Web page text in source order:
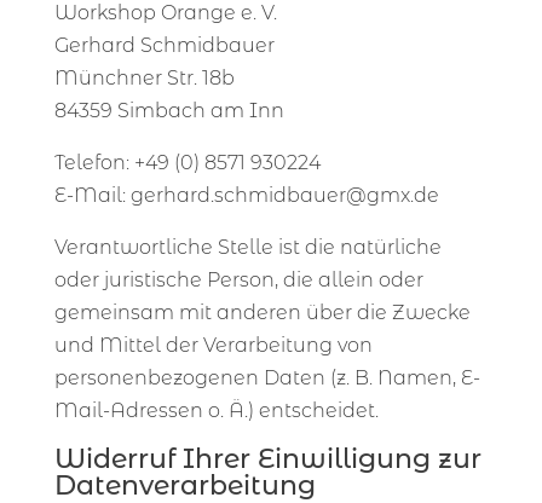
Workshop Orange e. V.
Gerhard Schmidbauer
Münchner Str. 18b
84359 Simbach am Inn
Telefon: +49 (0) 8571 930224
E-Mail: gerhard.schmidbauer@gmx.de
Verantwortliche Stelle ist die natürliche
oder juristische Person, die allein oder
gemeinsam mit anderen über die Zwecke
und Mittel der Verarbeitung von
personenbezogenen Daten (z. B. Namen, E-
Mail-Adressen o. Ä.) entscheidet.
Widerruf Ihrer Einwilligung zur
Datenverarbeitung